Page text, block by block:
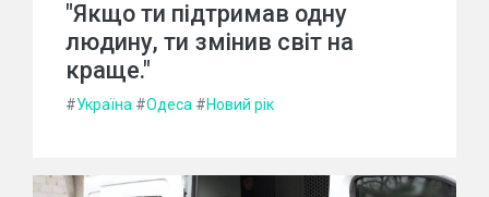
"Якщо ти підтримав одну
людину, ти змінив світ на
краще."
#Україна #Одеса #Новий рік